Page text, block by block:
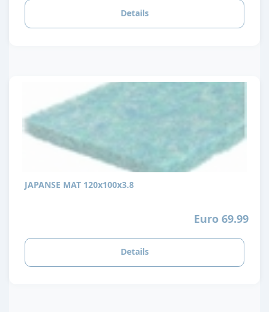
Details
JAPANSE MAT 120x100x3.8
Euro 69.99
Details